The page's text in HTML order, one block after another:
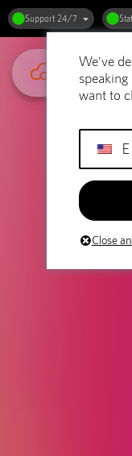
Support 24/7
We've
want to
Close